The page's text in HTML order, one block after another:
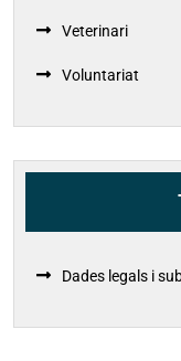
Veterinari
Voluntariat
Dades legals i